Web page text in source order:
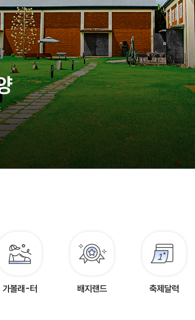
어디 가지?
태안 여행
가볼래-터 배지랜드 축제달력